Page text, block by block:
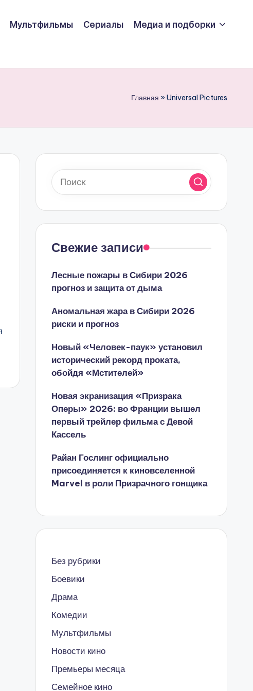
Мультфильмы Сериалы Медиа и подборки
Главная »Universal Pictures
Свежие записи
Лесные пожары в Сибири 2026
прогноз и защита от дыма
Аномальная жара в Сибири 2026
риски и прогноз
Новый «Человек-паук» установил
исторический рекорд проката,
обойдя «Мстителей»
Новая экранизация «Призрака
Оперы» 2026: во Франции вышел
первый трейлер фильма с Девой
Кассель
Райан Гослинг официально
присоединяется к киновселенной
Marvel в роли Призрачного гонщика
Без рубрики
Боевики
Драма
Комедии
Мультфильмы
Новости кино
Премьеры месяца
Семейное кино